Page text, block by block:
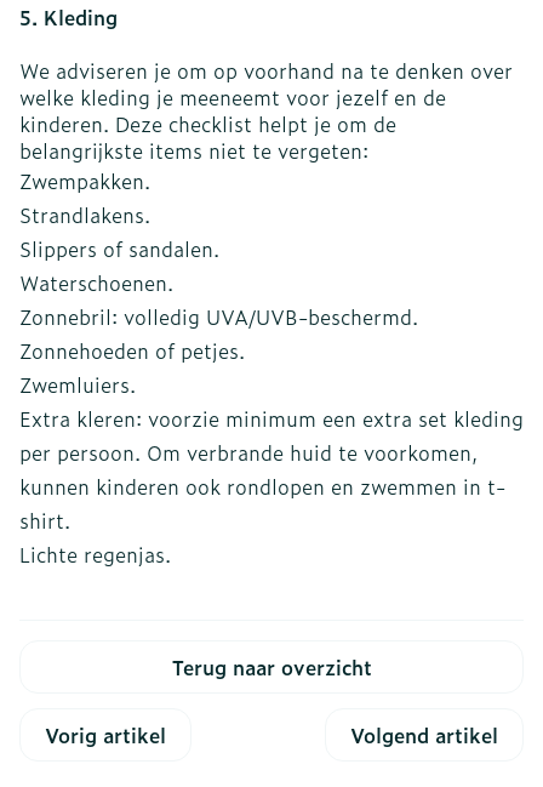
5. Kleding
We adviseren je om op voorhand na te denken over
welke kleding je meeneemt voor jezelf en de
kinderen. Deze checklist helpt je om de
belangrijkste items niet te vergeten:
Zwempakken.
Strandlakens.
Slippers of sandalen.
Waterschoenen.
Zonnebril: volledig UVA/UVB-beschermd.
Zonnehoeden of petjes.
Zwemluiers.
Extra kleren: voorzie minimum een extra set kleding
per persoon. Om verbrande huid te voorkomen,
kunnen kinderen ook rondlopen en zwemmen in t-
shirt.
Lichte regenjas.
Terug naar overzicht
Vorig artikel Volgend artikel